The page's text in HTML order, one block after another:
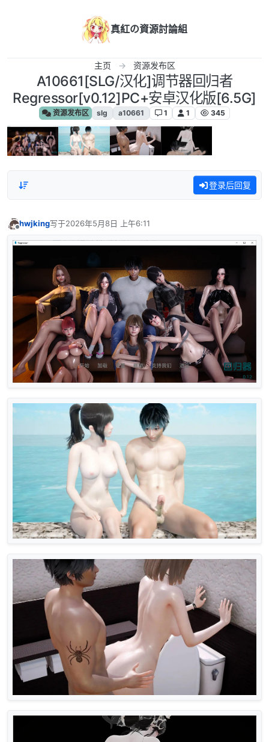
真紅の資源討論組
主页 资源发布区
A10661[SLG/汉化]调节器回归者
Regressor[v0.12]PC+安卓汉化版[6.5G]
资源发布区 slg a10661 1 1 345
登录后回复
hwjking写于2026年5月8日 上午6:11
最后由 编辑